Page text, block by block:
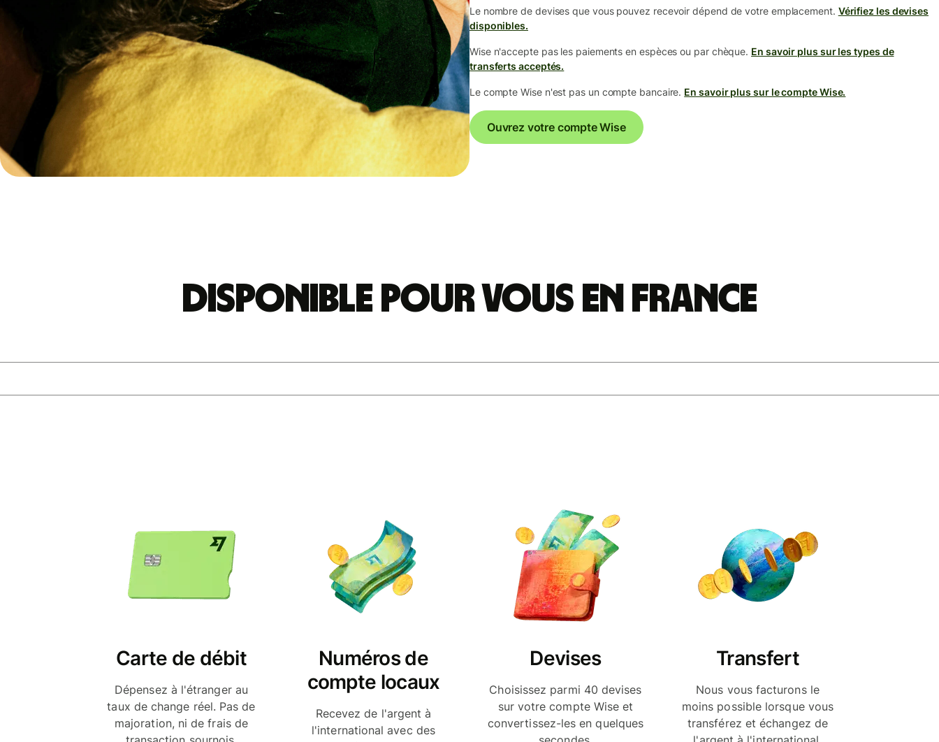
Le nombre de devises que vous pouvez recevoir dépend de votre emplacement. Vérifiez les devises
disponibles.
Wise n'accepte pas les paiements en espèces ou par chèque. En savoir plus sur les types de
transferts acceptés.
Le compte Wise n'est pas un compte bancaire. En savoir plus sur le compte Wise.
Ouvrez votre compte Wise
Disponible pour vous en France
Carte de débit
Dépensez à l'étranger au
taux de change réel. Pas de
majoration, ni de frais de
Numéros de
compte locaux
Recevez de l'argent à
l'international avec des
Devises
Choisissez parmi 40 devises
sur votre compte Wise et
convertissez-les en quelques
Transfert
Nous vous facturons le
moins possible lorsque vous
transférez et échangez de